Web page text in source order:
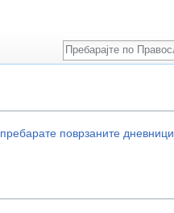
пребарате поврзаните дневници
Пребарај